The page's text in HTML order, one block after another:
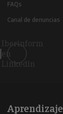
FAQs
Canal de denuncias
Iberinform
en
Linkedin
Aprendizaje